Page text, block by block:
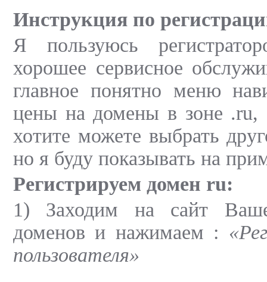
Инструкция по
Я пользуюсь
хорошее сервисное
главное понятно меню
цены на домены в зоне .ru,
хотите можете выбрать
но я буду показывать на
Регистрируем домен ru:
1) Заходим на сайт
доменов и нажимаем :
пользователя»